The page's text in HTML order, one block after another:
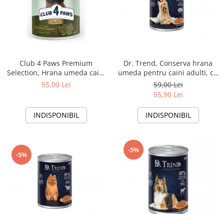
Club 4 Paws Premium
Selection, Hrana umeda caini
adulti - Pate cu pui si curcan,
55,00 Lei
INDISPONIBIL
Dr. Trend, Conserva hrana
umeda pentru caini adulti, cu
vanat in sos , 10x400g
59,00 Lei
55,90 Lei
INDISPONIBIL
-5%
-5%